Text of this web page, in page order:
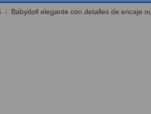
Babydoll elegante con detalles de encaje